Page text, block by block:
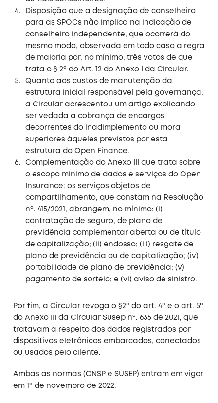
Disposição que a designação de conselheiro
para as SPOCs não implica na indicação de
conselheiro independente, que ocorrerá do
mesmo modo, observada em todo caso a regra
de maioria por, no mínimo, três votos de que
trata o § 2º do Art. 12 do Anexo I da Circular.
Quanto aos custos de manutenção da
estrutura inicial responsável pela governança,
a Circular acrescentou um artigo explicando
ser vedada a cobrança de encargos
decorrentes do inadimplemento ou mora
superiores àqueles previstos por esta
estrutura do Open Finance.
Complementação do Anexo III que trata sobre
o escopo mínimo de dados e serviços do Open
Insurance: os serviços objetos de
compartilhamento, que constam na Resolução
nº. 415/2021, abrangem, no mínimo: (i)
contratação de seguro, de plano de
previdência complementar aberta ou de título
de capitalização; (ii) endosso; (iii) resgate de
plano de previdência ou de capitalização; (iv)
portabilidade de plano de previdência; (v)
pagamento de sorteio; e (vi) aviso de sinistro.
Por fim, a Circular revoga o §2º do art. 4º e o art. 5º
do Anexo III da Circular Susep nº. 635 de 2021, que
tratavam a respeito dos dados registrados por
dispositivos eletrônicos embarcados, conectados
ou usados pelo cliente.
Ambas as normas (CNSP e SUSEP) entram em vigor
em 1º de novembro de 2022.